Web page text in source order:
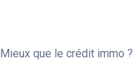
Mieux que le crédit immo ?